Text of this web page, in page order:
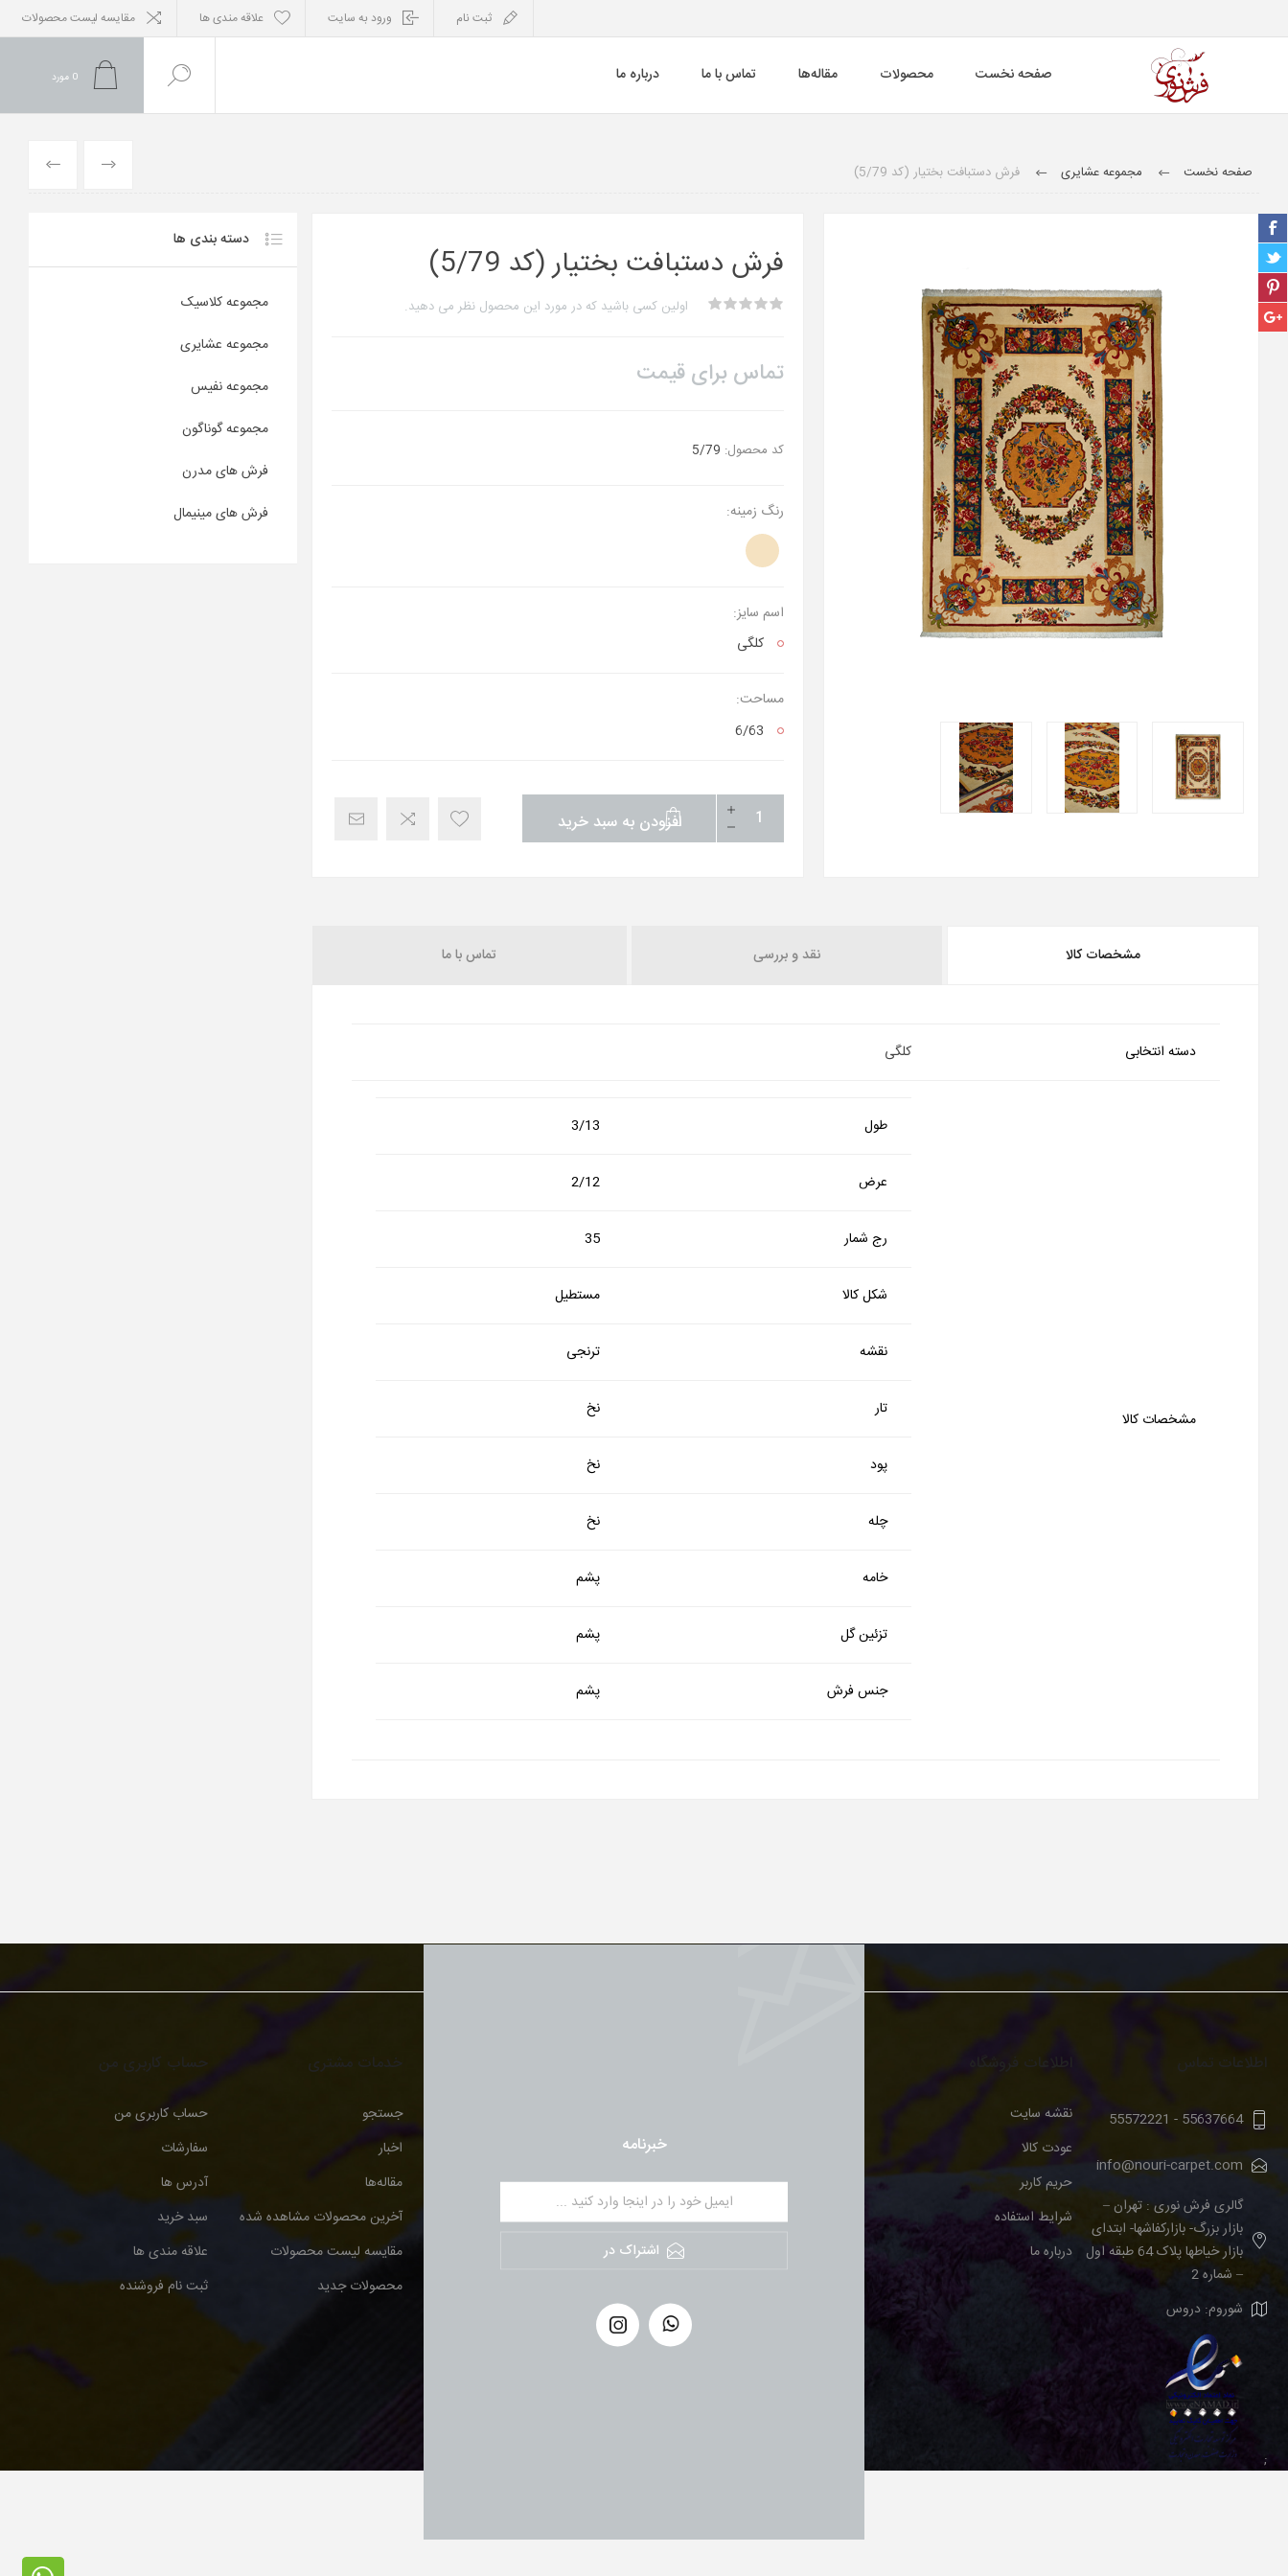
ثبت نام ورود به سایت علاقه مندی ها مقایسه لیست محصولات
صفحه نخست محصولات مقاله‌ها تماس با ما درباره ما 0 مورد
صفحه نخست مجموعه عشایری فرش دستبافت بختیار (کد 5/79)
فرش دستبافت بختیار (کد 5/79)
اولین کسی باشید که در مورد این محصول نظر می دهید.
تماس برای قیمت
کد محصول: 5/79
رنگ زمینه:
اسم سایز:
کلگی
مساحت:
6/63
افزودن به سبد خرید
مشخصات کالا نقد و بررسی تماس با ما
دسته انتخابی کلگی
مشخصات کالا
طول 3/13
عرض 2/12
رج شمار 35
شکل کالا مستطیل
نقشه ترنجی
تار نخ
پود نخ
چله نخ
خامه پشم
تزئین گل پشم
جنس فرش پشم
دسته بندی ها
مجموعه کلاسیک
مجموعه عشایری
مجموعه نفیس
مجموعه گوناگون
فرش های مدرن
فرش های مینیمال
خبرنامه
اشتراک در
اطلاعات تماس
55637664
-
55572221
info@nouri-carpet.com
گالری فرش نوری : تهران –
بازار بزرگ- بازارکفاشها- ابتدای
بازار خیاطها پلاک 64 طبقه اول
– شماره 2
شوروم: دروس
;
اطلاعات فروشگاه
نقشه سایت
عودت کالا
حریم کاربر
شرایط استفاده
درباره ما
خدمات مشتری
جستجو
اخبار
مقاله‌ها
آخرین محصولات مشاهده شده
مقایسه لیست محصولات
محصولات جدید
حساب کاربری من
حساب کاربری من
سفارشات
آدرس ها
سبد خرید
علاقه مندی ها
ثبت نام فروشنده